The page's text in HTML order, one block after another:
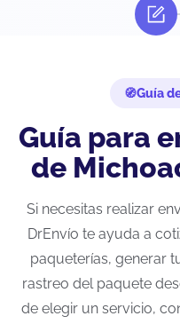
Guía
Guía para
de
Si necesitas realizar
DrEnvío te ayuda a
paqueterías, generar
rastreo del paquete
de elegir un servicio,